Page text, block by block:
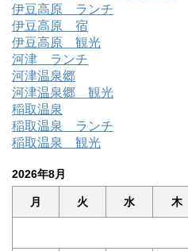
伊豆高原 ランチ
伊豆高原 宿
伊豆高原 観光
河津 ランチ
河津温泉郷
河津温泉郷 観光
稲取温泉
稲取温泉 ランチ
稲取温泉 観光
2026年8月
月 火 水 木